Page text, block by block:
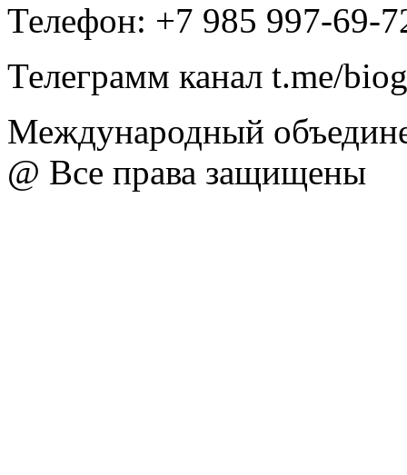
Телефон: +7 985 997-69-
Телеграмм канал t.me/
Международный
@ Все права защищены